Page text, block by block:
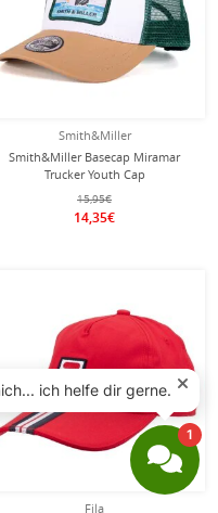
Smith&Miller
Smith&Miller Basecap Miramar
Trucker Youth Cap
weiss/mustardgelb/grün - 1 Stück
15,95€
14,35€
Fila